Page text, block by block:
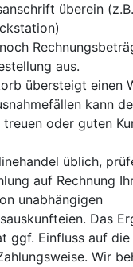
überein
aus.
übersteigt einen
kann
treuen oder guten
üblich,
auf Rechnung
unabhängigen
Das
ggf. Einfluss auf
Wir